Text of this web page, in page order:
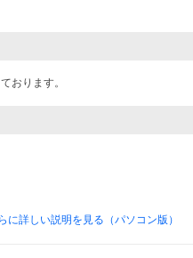
おります。
に詳しい説明を見る（パソコン版）